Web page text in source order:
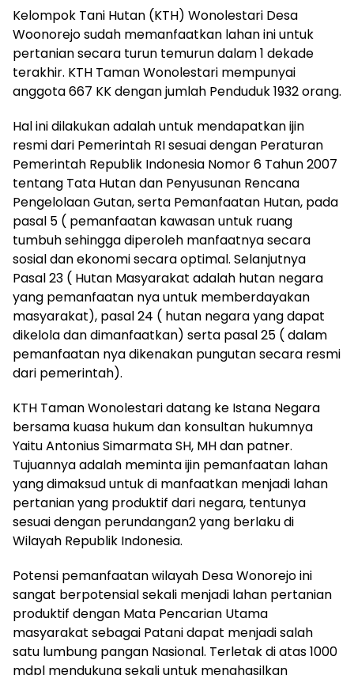
Kelompok Tani Hutan (KTH) Wonolestari Desa
Woonorejo sudah memanfaatkan lahan ini untuk
pertanian secara turun temurun dalam 1 dekade
terakhir. KTH Taman Wonolestari mempunyai
anggota 667 KK dengan jumlah Penduduk 1932 orang.
Hal ini dilakukan adalah untuk mendapatkan ijin
resmi dari Pemerintah RI sesuai dengan Peraturan
Pemerintah Republik Indonesia Nomor 6 Tahun 2007
tentang Tata Hutan dan Penyusunan Rencana
Pengelolaan Gutan, serta Pemanfaatan Hutan, pada
pasal 5 ( pemanfaatan kawasan untuk ruang
tumbuh sehingga diperoleh manfaatnya secara
sosial dan ekonomi secara optimal. Selanjutnya
Pasal 23 ( Hutan Masyarakat adalah hutan negara
yang pemanfaatan nya untuk memberdayakan
masyarakat), pasal 24 ( hutan negara yang dapat
dikelola dan dimanfaatkan) serta pasal 25 ( dalam
pemanfaatan nya dikenakan pungutan secara resmi
dari pemerintah).
KTH Taman Wonolestari datang ke Istana Negara
bersama kuasa hukum dan konsultan hukumnya
Yaitu Antonius Simarmata SH, MH dan patner.
Tujuannya adalah meminta ijin pemanfaatan lahan
yang dimaksud untuk di manfaatkan menjadi lahan
pertanian yang produktif dari negara, tentunya
sesuai dengan perundangan2 yang berlaku di
Wilayah Republik Indonesia.
Potensi pemanfaatan wilayah Desa Wonorejo ini
sangat berpotensial sekali menjadi lahan pertanian
produktif dengan Mata Pencarian Utama
masyarakat sebagai Patani dapat menjadi salah
satu lumbung pangan Nasional. Terletak di atas 1000
mdpl mendukung sekali untuk menghasilkan